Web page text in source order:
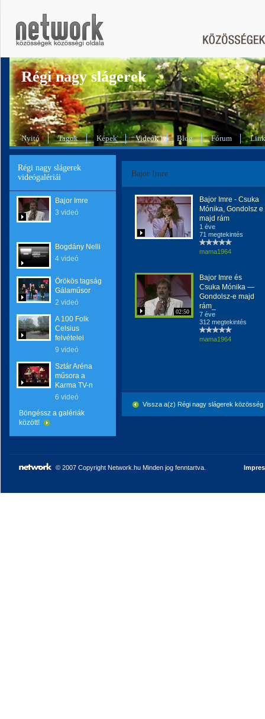
Régi nagy slágerek
Nyitó Tagok Képek Videók Blog Fórum
Régi nagy slágerek
videógalériái
Bajor Imre
3 videó
Bogdány Nelli
4 videó
Örökös tagság
Gálaműsor
2 videó
A 100 Folk
Celsius
felvételei
9 videó
Sztár Aréna
műsora a
Karma TV-n
6 videó
Böngéssz a galériák
között!
Bajor Imre
Bajor Imre - Csuka
Mónika, Gondolsz e
majd rám
1 éve
71 megtekintés
mama1964
02:50
Bajor Imre és
Csuka Mónika —
Gondolsz-e majd
rám_
7 éve
312 megtekintés
mama1964
Vissza a(z) Régi nagy slágerek
© 2007 Copyright Network.hu Minden jog fenntartva.